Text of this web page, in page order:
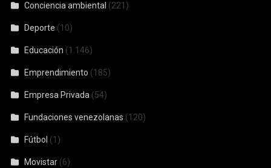
Conciencia ambiental (221)
Deporte (10)
Educación (1.146)
Emprendimiento (185)
Empresa Privada (54)
Fundaciones venezolanas (120)
Fútbol (1)
Movistar (6)